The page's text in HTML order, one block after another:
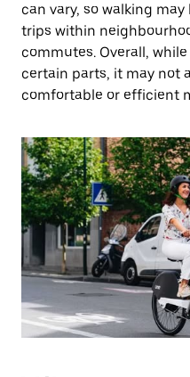
can vary, so walking
trips within
commutes. Overall,
certain parts, it may not
comfortable or efficient